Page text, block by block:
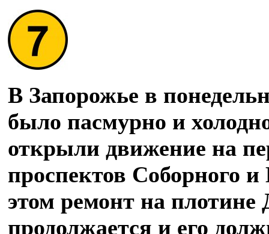
В Запорожье в
было пасмурно и
открыли движение на
проспектов Соборного
этом ремонт на
продолжается и его